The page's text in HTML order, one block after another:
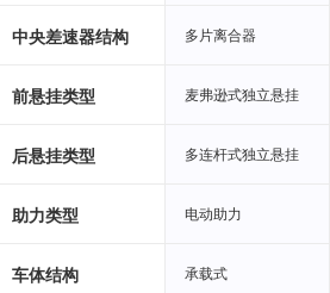
中央差速器结构 多片离合器
前悬挂类型 麦弗逊式独立悬挂
后悬挂类型 多连杆式独立悬挂
助力类型 电动助力
车体结构 承载式
多片离合器
麦弗逊式独立悬挂
多连杆式独立悬挂
电动助力
承载式